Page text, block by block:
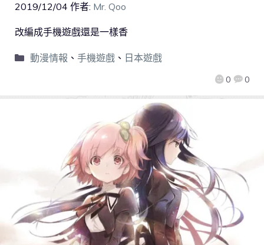
2019/12/04 作者: Mr. Qoo
0 0
改編成手機遊戲還是一樣香
動漫情報 、 手機遊戲、 日本遊戲